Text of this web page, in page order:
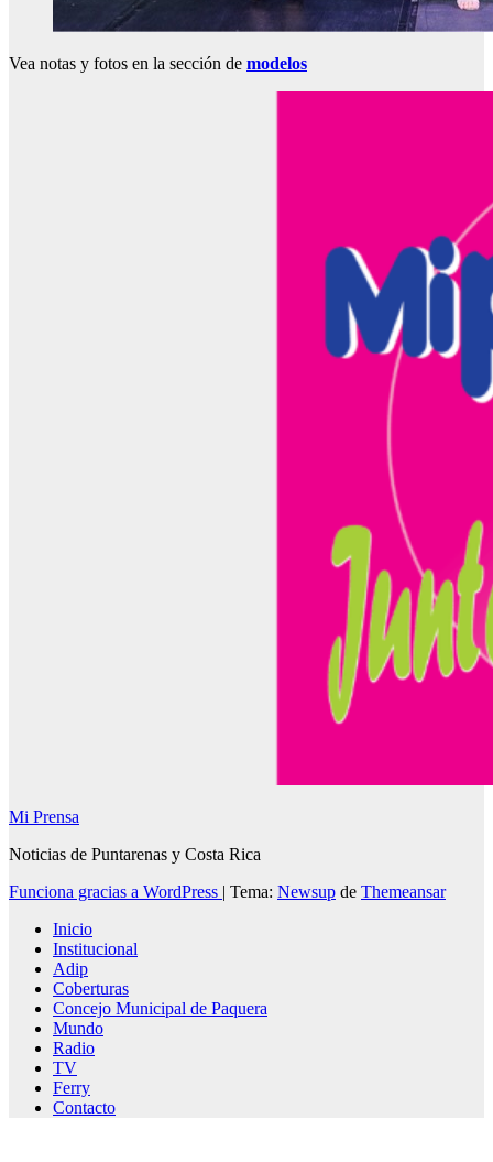
Vea notas y fotos en la sección de modelos
Mi Prensa
Noticias de Puntarenas y Costa Rica
Funciona gracias a WordPress | Tema: Newsup de Themeansar
Inicio
Institucional
Adip
Coberturas
Concejo Municipal de Paquera
Mundo
Radio
TV
Ferry
Contacto